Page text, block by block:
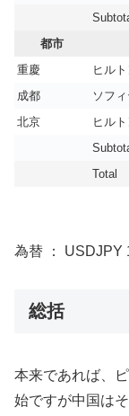
都市
重慶
ヒル
成都
ソフ
北京
ヒル
Total
為替 ： USDJPY
総括
本来であれば、
始ですが中国は